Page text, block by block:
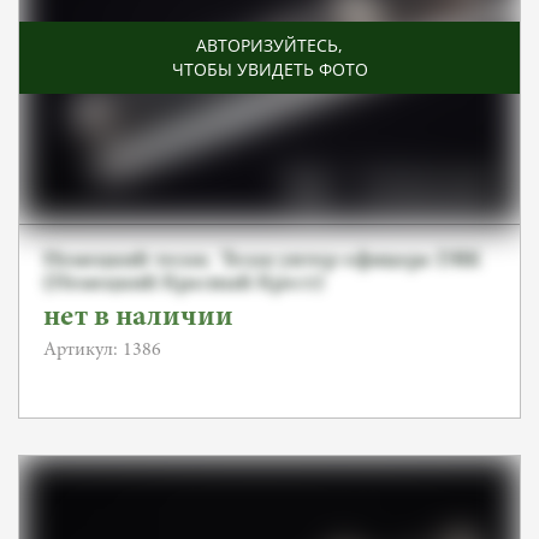
АВТОРИЗУЙТЕСЬ,
ЧТОБЫ УВИДЕТЬ ФОТО
Немецкий тесак. Тесак унтер-офицера DRK
(Немецкий Красный Крест)
нет в наличии
Артикул: 1386